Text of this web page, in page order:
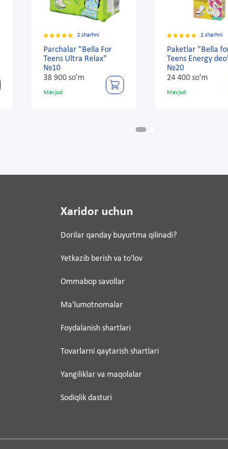
2 sharhni
Parchalar "Bella For
Teens Ultra Relax"
№10
38 900 so'm
Mavjud
2 sharhni
Paketlar "Bella
Teens Energy
№20
24 400 so'm
Mavjud
Xaridor uchun
Dorilar qanday buyurtma qilinadi?
Yetkazib berish va to'lov
Ommabop savollar
Ma'lumotnomalar
Foydalanish shartlari
Tovarlarni qaytarish shartlari
Yangiliklar va maqolalar
Sodiqlik dasturi